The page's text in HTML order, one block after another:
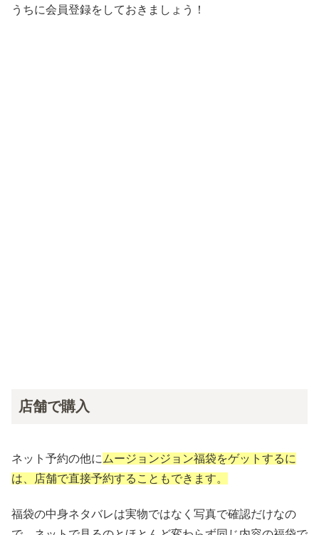
うちに会員登録をしておきましょう！
店舗で購入
ネット予約の他に ムージョンジョン福袋をゲットするに
は、店舗で直接予約することもできます。
福袋の中身ネタバレは実物ではなく写真で確認だけなの